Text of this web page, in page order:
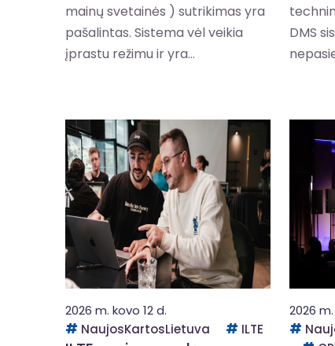
mainų svetainės ) sutrikimas yra
pašalintas. Sistema vėl veikia
įprastu režimu ir yra...
DMS
2026 m. kovo 12 d.
NaujosKartosLietuva
ILTE
2026